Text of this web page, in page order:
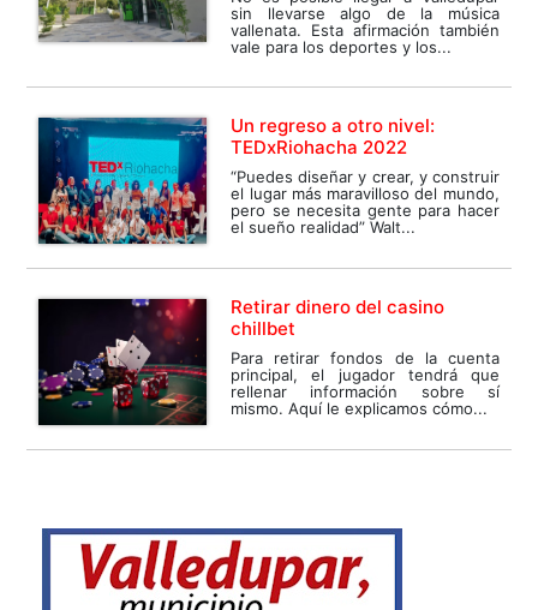
sin llevarse algo de la música
vallenata. Esta afirmación también
vale para los deportes y los...
Un regreso a otro nivel:
TEDxRiohacha 2022
“Puedes diseñar y crear, y construir
el lugar más maravilloso del mundo,
pero se necesita gente para hacer
el sueño realidad” Walt...
Retirar dinero del casino
chillbet
Para retirar fondos de la cuenta
principal, el jugador tendrá que
rellenar información sobre sí
mismo. Aquí le explicamos cómo...